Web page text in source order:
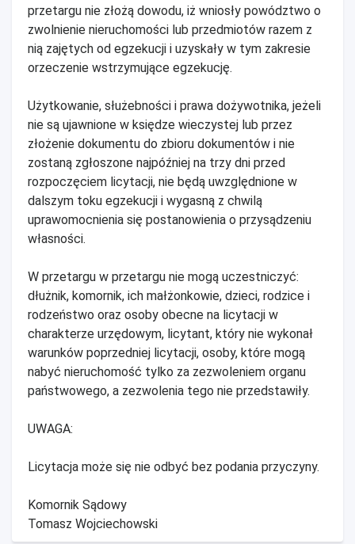
przetargu nie złożą dowodu, iż wniosły powództwo o
zwolnienie nieruchomości lub przedmiotów razem z
nią zajętych od egzekucji i uzyskały w tym zakresie
orzeczenie wstrzymujące egzekucję.
Użytkowanie, służebności i prawa dożywotnika, jeżeli
nie są ujawnione w księdze wieczystej lub przez
złożenie dokumentu do zbioru dokumentów i nie
zostaną zgłoszone najpóźniej na trzy dni przed
rozpoczęciem licytacji, nie będą uwzględnione w
dalszym toku egzekucji i wygasną z chwilą
uprawomocnienia się postanowienia o przysądzeniu
własności.
W przetargu w przetargu nie mogą uczestniczyć:
dłużnik, komornik, ich małżonkowie, dzieci, rodzice i
rodzeństwo oraz osoby obecne na licytacji w
charakterze urzędowym, licytant, który nie wykonał
warunków poprzedniej licytacji, osoby, które mogą
nabyć nieruchomość tylko za zezwoleniem organu
państwowego, a zezwolenia tego nie przedstawiły.
UWAGA:
Licytacja może się nie odbyć bez podania przyczyny.
Komornik Sądowy
Tomasz Wojciechowski